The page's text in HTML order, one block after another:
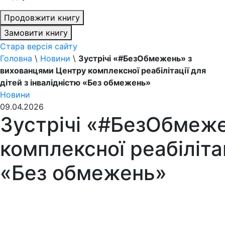
Продовжити книгу
Замовити книгу
Стара версія сайту
Головна \ Новини \ Зустрічі «#БезОбмежень» з
вихованцями Центру комплексної реабілітації для
дітей з інвалідністю «Без обмежень»
Новини
09.04.2026
Зустрічі
комплексної
«Без обмежень»